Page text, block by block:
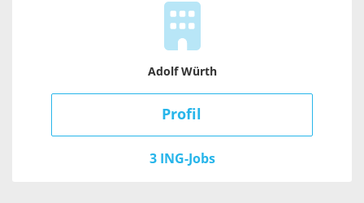
Adolf Würth
Profil
3 ING-Jobs